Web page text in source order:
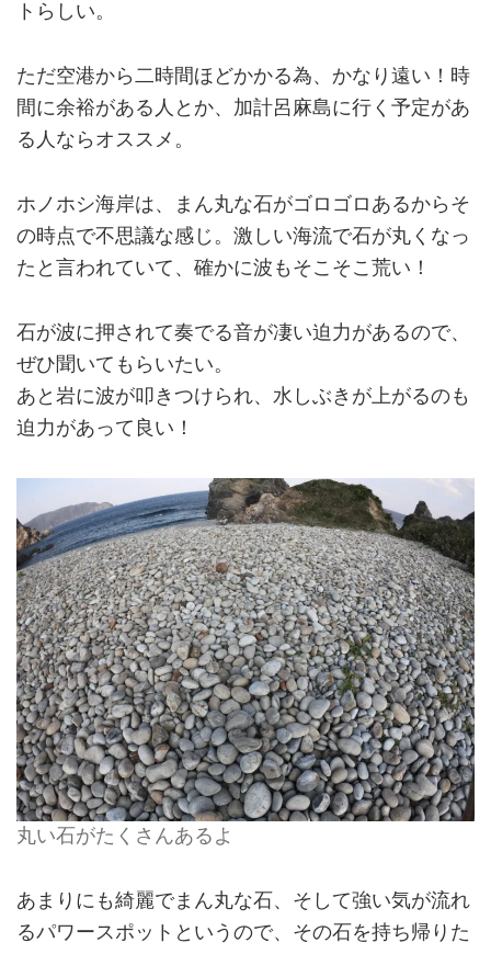
トらしい。
ただ空港から二時間ほどかかる為、かなり遠い！時
間に余裕がある人とか、加計呂麻島に行く予定があ
る人ならオススメ。
ホノホシ海岸は、まん丸な石がゴロゴロあるからそ
の時点で不思議な感じ。激しい海流で石が丸くなっ
たと言われていて、確かに波もそこそこ荒い！
石が波に押されて奏でる音が凄い迫力があるので、
ぜひ聞いてもらいたい。
あと岩に波が叩きつけられ、水しぶきが上がるのも
迫力があって良い！
丸い石がたくさんあるよ
あまりにも綺麗でまん丸な石、そして強い気が流れ
るパワースポットというので、その石を持ち帰りた